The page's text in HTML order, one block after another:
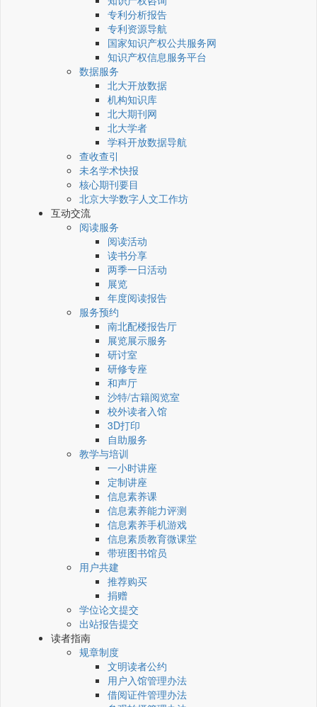
专利分析报告
专利资源导航
国家知识产权公共服务网
知识产权信息服务平台
数据服务
北大开放数据
机构知识库
北大期刊网
北大学者
学科开放数据导航
查收查引
未名学术快报
核心期刊要目
北京大学数字人文工作坊
互动交流
阅读服务
阅读活动
读书分享
两季一日活动
展览
年度阅读报告
服务预约
南北配楼报告厅
展览展示服务
研讨室
研修专座
和声厅
沙特/古籍阅览室
校外读者入馆
3D打印
自助服务
教学与培训
一小时讲座
定制讲座
信息素养课
信息素养能力评测
信息素养手机游戏
信息素质教育微课堂
带班图书馆员
用户共建
推荐购买
捐赠
学位论文提交
出站报告提交
读者指南
规章制度
文明读者公约
用户入馆管理办法
借阅证件管理办法